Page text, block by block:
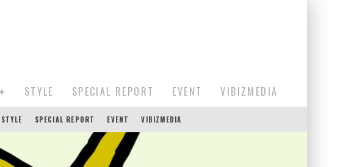
STYLE SPECIAL REPORT EVENT VIBIZMEDIA
STYLE SPECIAL REPORT EVENT VIBIZMEDIA